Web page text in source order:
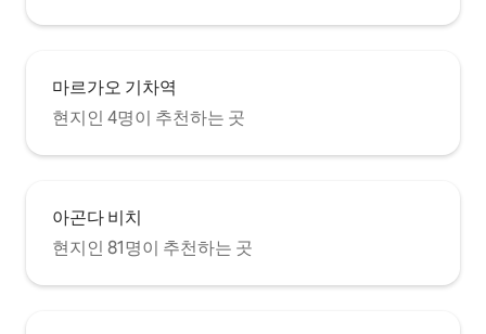
마르가오 기차역
현지인 4명이 추천하는 곳
아곤다 비치
현지인 81명이 추천하는 곳